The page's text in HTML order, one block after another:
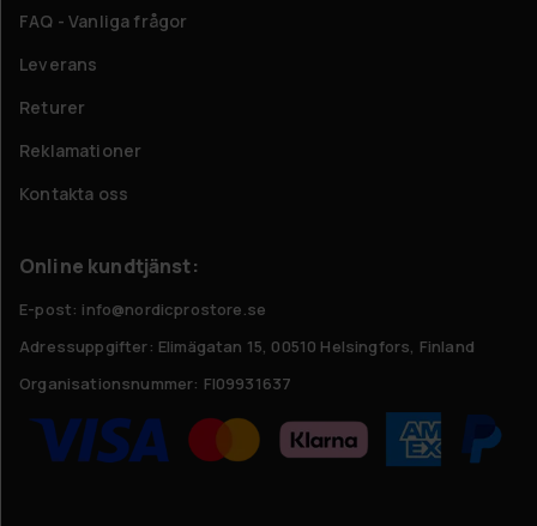
FAQ - Vanliga frågor
Leverans
Returer
Reklamationer
Kontakta oss
Online kundtjänst:
E-post: info@nordicprostore.se
Adressuppgifter: Elimägatan 15, 00510 Helsingfors, Finland
Organisationsnummer: FI09931637